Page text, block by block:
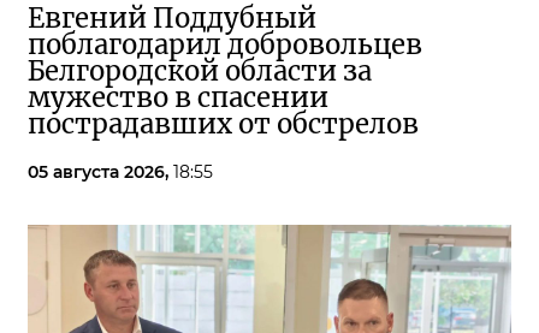
Евгений Поддубный
поблагодарил добровольцев
Белгородской области за
мужество в спасении
пострадавших от обстрелов
05 августа 2026, 18:55